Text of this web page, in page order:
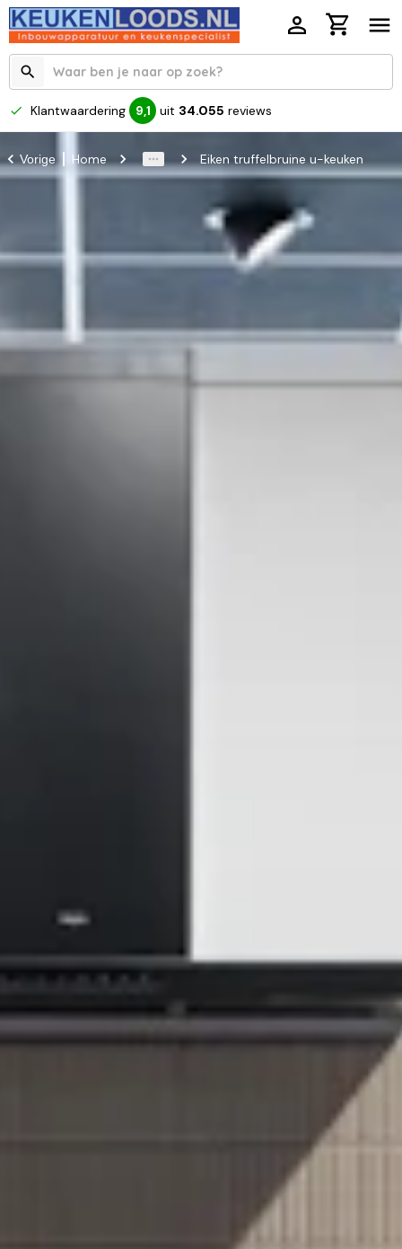
Klantwaardering 9,1 uit 34.055 reviews
Vorige Home Eiken truffelbruine u-keuken